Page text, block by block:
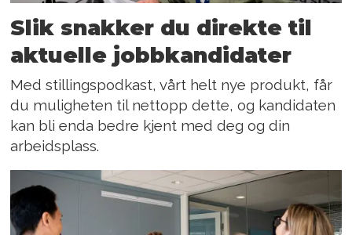
Slik snakker du direkte til
aktuelle jobbkandidater
Med stillingspodkast, vårt helt nye produkt, får
du muligheten til nettopp dette, og kandidaten
kan bli enda bedre kjent med deg og din
arbeidsplass.